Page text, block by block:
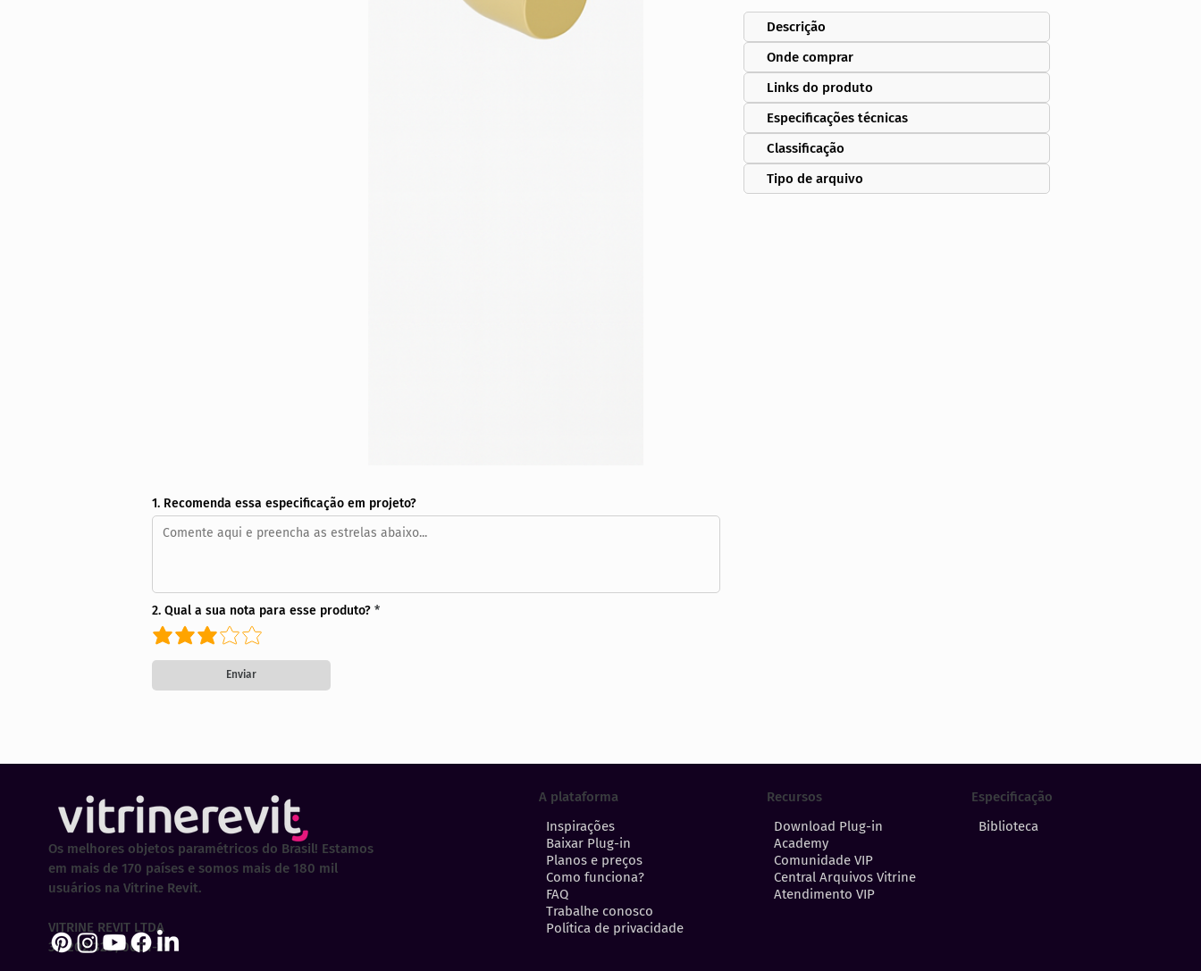
Descrição
Onde comprar
Links do produto
Especificações técnicas
Classificação
Tipo de arquivo
1. Recomenda essa especificação em projeto?
2. Qual a sua nota para esse produto?
Enviar
A plataforma
Inspirações
Baixar Plug-in
Planos e preços
Como funciona?
FAQ
Trabalhe conosco
Política de privacidade
Recursos
Download Plug-in
Academy
Comunidade VIP
Central Arquivos Vitrine
Atendimento VIP
Especificação
Biblioteca
Os melhores objetos paramétricos do Brasil! Estamos
em mais de 170 países e somos mais de 180 mil
usuários na Vitrine Revit.
VITRINE REVIT LTDA
30.202.323/0001-29